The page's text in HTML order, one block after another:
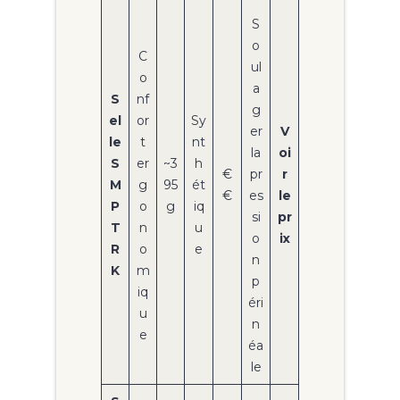
S
el
le
S
M
P
T
R
K
C
o
nf
or
t
er
g
o
n
o
m
iq
u
e
~3
95
g
Sy
nt
h
ét
iq
u
e
€
€
S
o
ul
a
g
er
la
pr
es
si
o
n
p
éri
n
éa
le
V
oi
r
le
pr
ix